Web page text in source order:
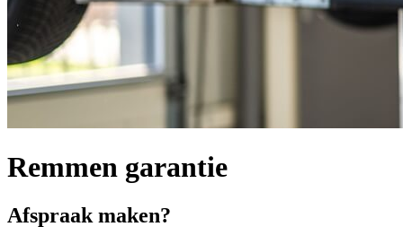
Remmen garantie
Afspraak maken?